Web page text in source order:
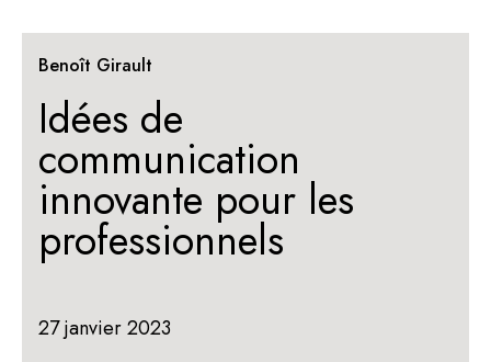
Benoît Girault
Idées de
communication
innovante pour les
professionnels
27 janvier 2023